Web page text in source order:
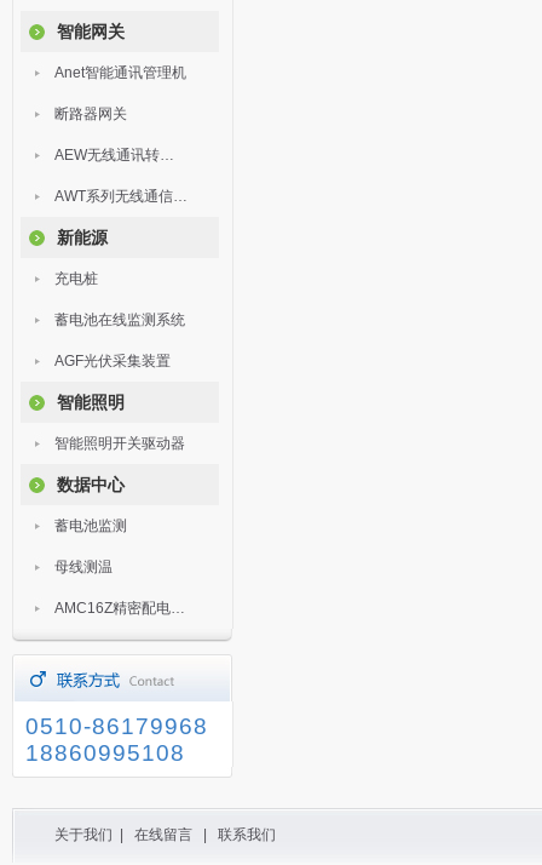
智能网关
Anet智能通讯管理机
断路器网关
AEW无线通讯转换器
AWT系列无线通信终端
新能源
充电桩
蓄电池在线监测系统
AGF光伏采集装置
智能照明
智能照明开关驱动器
数据中心
蓄电池监测
母线测温
AMC16Z精密配电监控装置
0510-86179968
18860995108
关于我们 在线留言 联系我们